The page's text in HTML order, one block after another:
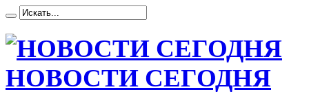
НОВОСТИ СЕГОДНЯ